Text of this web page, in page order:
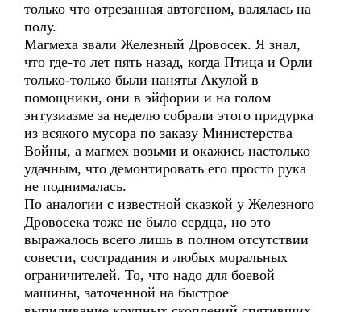
только что отрезанная автогеном, валялась на
полу.
Магмеха звали Железный Дровосек. Я знал,
что где-то лет пять назад, когда Птица и Орли
только-только были наняты Акулой в
помощники, они в эйфории и на голом
энтузиазме за неделю собрали этого придурка
из всякого мусора по заказу Министерства
Войны, а магмех возьми и окажись настолько
удачным, что демонтировать его просто рука
не поднималась.
По аналогии с известной сказкой у Железного
Дровосека тоже не было сердца, но это
выражалось всего лишь в полном отсутствии
совести, сострадания и любых моральных
ограничителей. То, что надо для боевой
машины, заточенной на быстрое